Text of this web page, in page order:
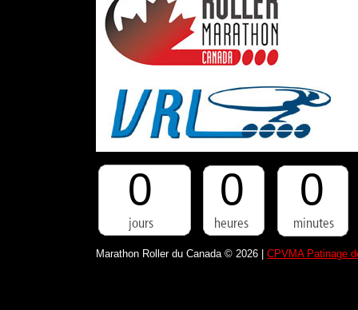
0 0 0
Marathon Roller du Canada © 2026 | CPVMA Patinage